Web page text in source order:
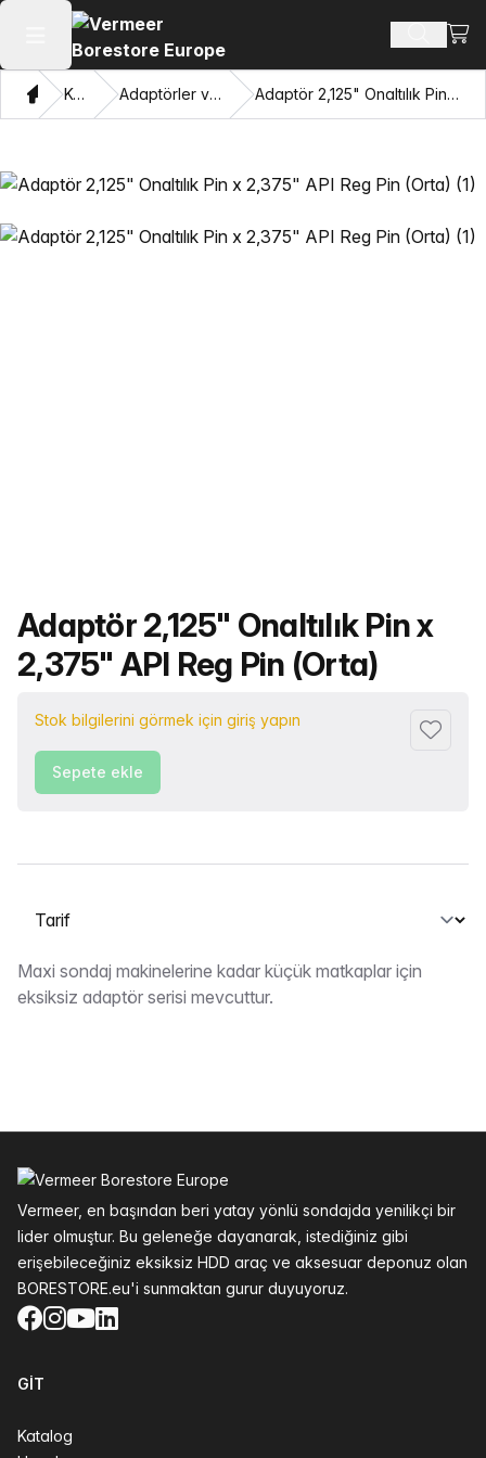
Ana menüyü aç Ürün ara
Ev Katalog Adaptörler ve Gözleri Çekme Adaptör 2,125" Onaltılık Pin x 2,375" API Reg Pin (Orta)
Ürün adı
Adaptör 2,125" Onaltılık Pin x
2,375" API Reg Pin (Orta)
Stok bilgilerini görmek için giriş yapın
Sepete ekle
Bir sekme seçin
Tarif
Maxi sondaj makinelerine kadar küçük matkaplar için
eksiksiz adaptör serisi mevcuttur.
Vermeer, en başından beri yatay yönlü sondajda yenilikçi bir
lider olmuştur. Bu geleneğe dayanarak, istediğiniz gibi
erişebileceğiniz eksiksiz HDD araç ve aksesuar deponuz olan
BORESTORE.eu'i sunmaktan gurur duyuyoruz.
Facebook
Instagram
YouTube
LinkedIn
GIT
Katalog